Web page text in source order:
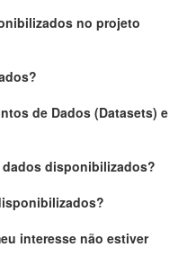
no projeto
de Dados (Datasets) e
disponibilizados?
interesse não estiver